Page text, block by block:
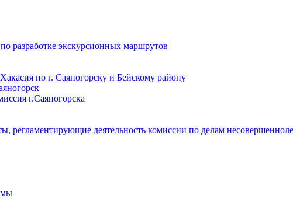
разработке экскурсионных маршрутов
по г. Саяногорску и Бейскому району
г.Саяногорска
регламентирующие деятельность комиссии по делам